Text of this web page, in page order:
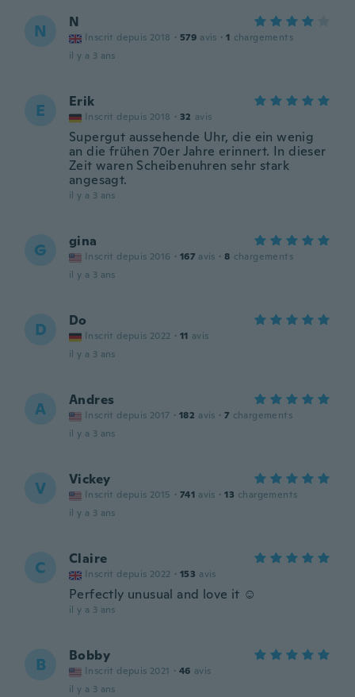
N N
Inscrit depuis 2018 · 579 avis · 1 chargements
il y a 3 ans
E Erik
Inscrit depuis 2018 · 32 avis
Supergut aussehende Uhr, die ein wenig
an die frühen 70er Jahre erinnert. In dieser
Zeit waren Scheibenuhren sehr stark
angesagt.
il y a 3 ans
G gina
Inscrit depuis 2016 · 167 avis · 8 chargements
il y a 3 ans
D Do
Inscrit depuis 2022 · 11 avis
il y a 3 ans
A Andres
Inscrit depuis 2017 · 182 avis · 7 chargements
il y a 3 ans
V Vickey
Inscrit depuis 2015 · 741 avis · 13 chargements
il y a 3 ans
C Claire
Inscrit depuis 2022 · 153 avis
Perfectly unusual and love it ☺️
il y a 3 ans
B Bobby
Inscrit depuis 2021 · 46 avis
il y a 3 ans